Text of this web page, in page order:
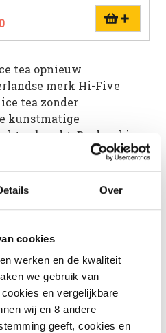
Over
cookies
werken en de kwaliteit
we gebruik van
en vergelijkbare
wij en 8 andere
geeft, cookies en
tea opnieuw
merk Hi-Five
tea zonder
kunstmatige
gebracht. De drankjes
met verse en
De frisse dorstlesser is
de zomer.
smaken van
de Hi-Five Ice Tea Yuzu